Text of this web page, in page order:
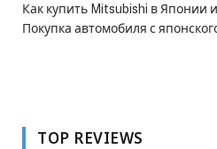
Как купить Mitsubishi в Японии
Покупка автомобиля с
TOP REVIEWS